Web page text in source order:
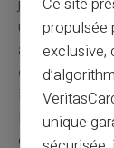
justificative
une
assidûment
documents
interruption
N'oubliez
complète des
Ce site
propulsée
exclusive,
unique